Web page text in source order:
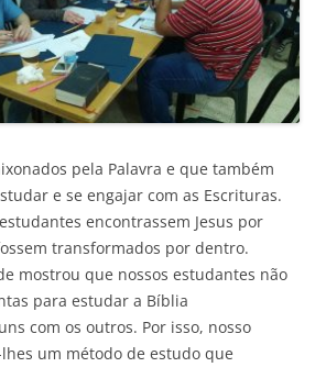
pela Palavra e que também
e se engajar com as Escrituras.
encontrassem Jesus por
transformados por dentro.
mostrou que nossos estudantes não
para estudar a Bíblia
com os outros. Por isso, nosso
um método de estudo que